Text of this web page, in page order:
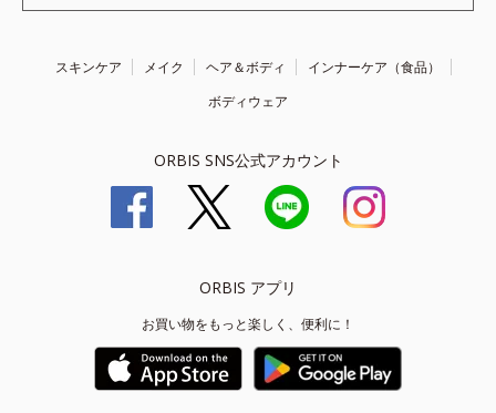
スキンケア メイク ヘア＆ボディ
インナーケア（食品）
ボディウェア
ORBIS SNS公式アカウント
ORBIS アプリ
お買い物をもっと楽しく、便利に！